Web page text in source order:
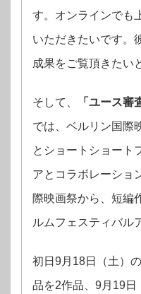
す。オンラインでも
いただきたいです。
成果をご覧頂きたい
そして、 「ユース審
では、ベルリン国際
とショートショート
アとコラボレーショ
際映画祭から、短編
ルムフェスティバル
初日9月18日（土）
品を2作品、9月19日